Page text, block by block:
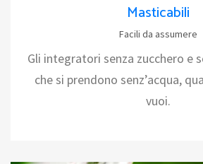
Masticabili
Facili da assumere
Gli integratori senza zucchero e
che si prendono senz’acqua,
vuoi.